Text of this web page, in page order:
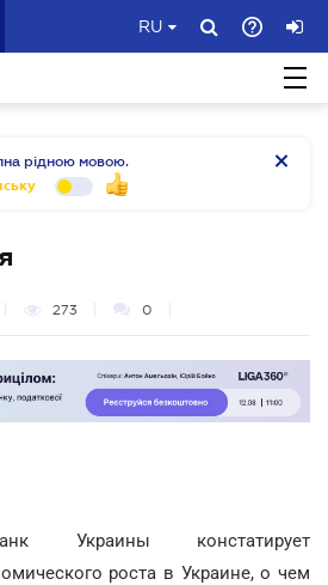
RU
рідною мовою.
273 0
Украины констатирует
роста в Украине, о чем